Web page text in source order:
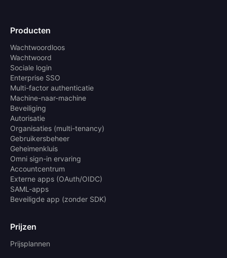
Producten
Wachtwoordloos
Wachtwoord
Sociale login
Enterprise SSO
Multi-factor authenticatie
Machine-naar-machine
Beveiliging
Autorisatie
Organisaties (multi-tenancy)
Gebruikersbeheer
Geheimenkluis
Omni sign-in ervaring
Accountcentrum
Externe apps (OAuth/OIDC)
SAML-apps
Beveiligde app (zonder SDK)
Prijzen
Prijsplannen